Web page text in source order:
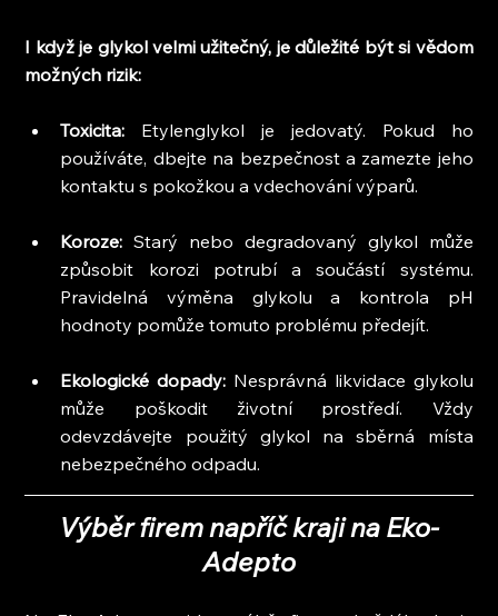
I když je glykol velmi užitečný, je důležité být si vědom
možných rizik:
Toxicita: Etylenglykol je jedovatý. Pokud ho
používáte, dbejte na bezpečnost a zamezte jeho
kontaktu s pokožkou a vdechování výparů.
Koroze: Starý nebo degradovaný glykol může
způsobit korozi potrubí a součástí systému.
Pravidelná výměna glykolu a kontrola pH
hodnoty pomůže tomuto problému předejít.
Ekologické dopady: Nesprávná likvidace glykolu
může poškodit životní prostředí. Vždy
odevzdávejte použitý glykol na sběrná místa
nebezpečného odpadu.
Výběr firem napříč kraji na Eko-
Adepto